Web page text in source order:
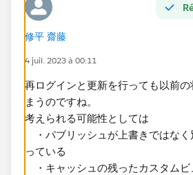
修平 齋藤
4 juil. 2023 à 00:11
再ログインと更新を行っても以前
まうのですね。
考えられる可能性としては
・パブリッシュが上書きではなく
っている
・キャッシュの残ったカスタムビ